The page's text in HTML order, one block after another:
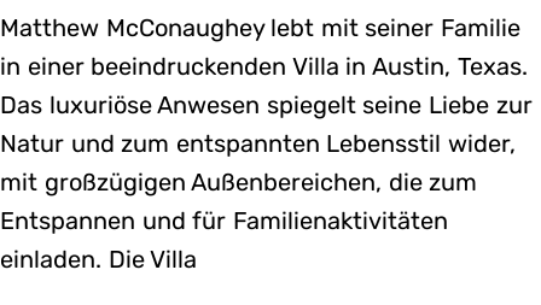
Matthew McConaughey lebt mit seiner Familie
in einer beeindruckenden Villa in Austin, Texas.
Das luxuriöse Anwesen spiegelt seine Liebe zur
Natur und zum entspannten Lebensstil wider,
mit großzügigen Außenbereichen, die zum
Entspannen und für Familienaktivitäten
einladen. Die Villa